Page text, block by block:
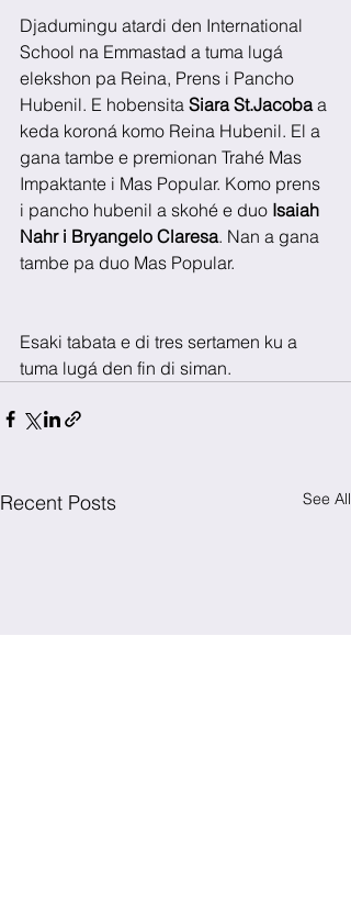
Djadumingu atardi den International
School na Emmastad a tuma lugá
elekshon pa Reina, Prens i Pancho
Hubenil. E hobensita Siara St.Jacoba a
keda koroná komo Reina Hubenil. El a
gana tambe e premionan Trahé Mas
Impaktante i Mas Popular. Komo prens
i pancho hubenil a skohé e duo Isaiah
Nahr i Bryangelo Claresa. Nan a gana
tambe pa duo Mas Popular.
Esaki tabata e di tres sertamen ku a
tuma lugá den fin di siman.
Recent Posts See All